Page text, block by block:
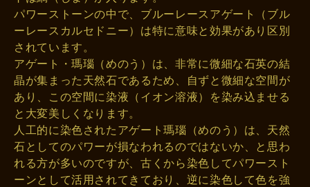
パワーストーンの中で、ブルーレースアゲート（ブル
ーレースカルセドニー）は特に意味と効果があり区別
されています。
アゲート・瑪瑙（めのう）は、非常に微細な石英の結
晶が集まった天然石であるため、自ずと微細な空間が
あり、この空間に染液（イオン溶液）を染み込ませる
と大変美しくなります。
人工的に染色されたアゲート瑪瑙（めのう）は、天然
石としてのパワーが損なわれるのではないか、と思わ
れる方が多いのですが、古くから染色してパワースト
ーンとして活用されてきており、逆に染色して色を強